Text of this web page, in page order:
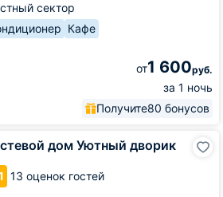
сектор
Кафе
от1 600руб.
за 1 ночь
Получите80 бонусов
дом Уютный дворик
13 оценок гостей